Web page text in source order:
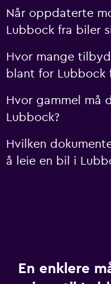
Når oppdaterte
Lubbock fra biler
Hvor mange
blant for Lubbock
Hvor gammel må
Lubbock?
Hvilken
å leie en bil i
En enklere